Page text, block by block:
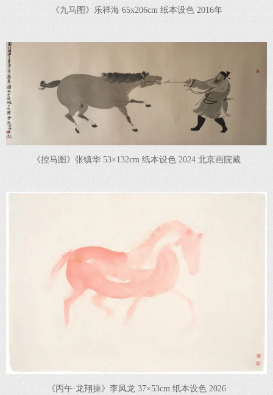
《九马图》乐祥海 65x206cm 纸本设色 2016年
《控马图》张镇华 53×132cm 纸本设色 2024 北京画院藏
《丙午·龙翔操》李凤龙 37×53cm 纸本设色 2026